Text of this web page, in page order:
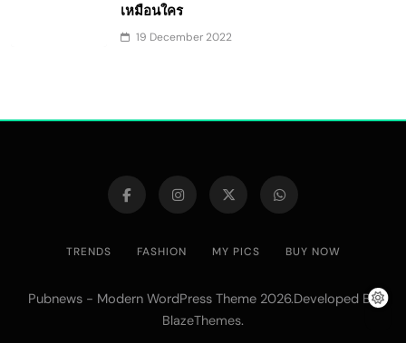
เหมือนใคร
19 December 2022
TRENDS FASHION MY PICS BUY NOW
Pubnews - Modern WordPress Theme 2026.Developed By
BlazeThemes.